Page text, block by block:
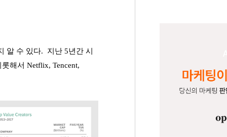
알 수 있다. 지난 5년간 시
해서 Netflix, Tencent,